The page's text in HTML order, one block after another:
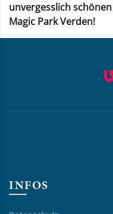
unvergesslich
Magic Park Verden!
INFOS